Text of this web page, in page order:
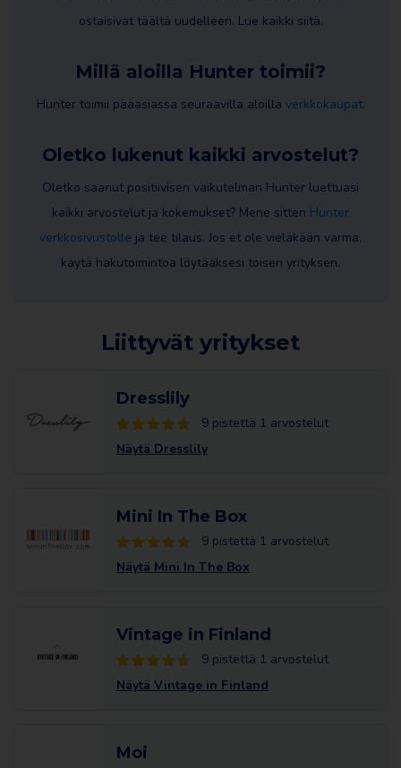
ostaisivat täältä uudelleen. Lue kaikki siitä.
Millä aloilla Hunter toimii?
Hunter toimii pääasiassa seuraavilla aloilla verkkokaupat.
Oletko lukenut kaikki arvostelut?
Oletko saanut positiivisen vaikutelman Hunter luettuasi
kaikki arvostelut ja kokemukset? Mene sitten Hunter
verkkosivustolle ja tee tilaus. Jos et ole vieläkään varma,
käytä hakutoimintoa löytääksesi toisen yrityksen.
Liittyvät yritykset
Dresslily
9 pistettä 1 arvostelut
Näytä Dresslily
Mini In The Box
9 pistettä 1 arvostelut
Näytä Mini In The Box
Vintage in Finland
9 pistettä 1 arvostelut
Näytä Vintage in Finland
Moi